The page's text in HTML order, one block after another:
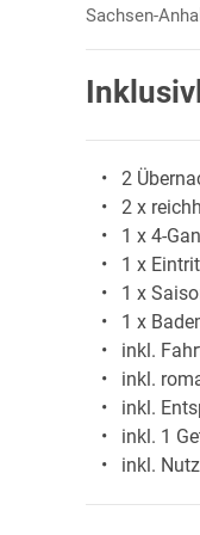
Sachsen-
2
2 x
1 x 4-
1 x
1 x
1 x
inkl.
inkl.
inkl.
inkl. 1
inkl.